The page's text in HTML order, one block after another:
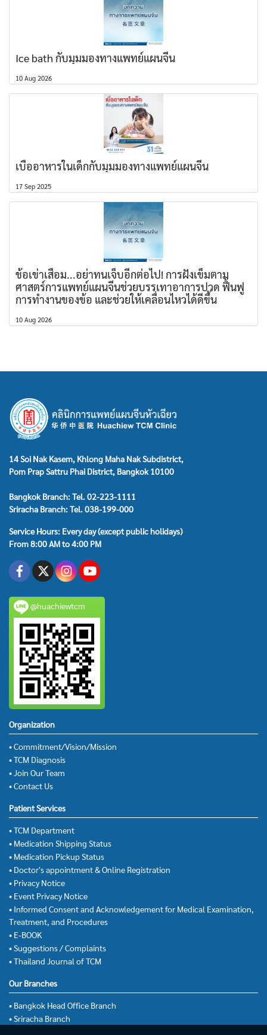
Ice bath กับมุมมองทางแพทย์แผนจีน
10 Aug 2026
เบื่ออาหารในเด็กกับมุมมองทางแพทย์แผนจีน
17 Sep 2025
ข้อเข่าเสื่อม...อย่าทนเจ็บอีกต่อไป! การฝังเข็มตาม
ศาสตร์การแพทย์แผนจีนช่วยบรรเทาอาการปวด ฟื้นฟู
การทำงานของข้อ และช่วยให้เคลื่อนไหวได้ดีขึ้น
10 Aug 2026
14 Soi Nak Kasem, Khlong Maha Nak Subdistrict,
Pom Prap Sattru Phai District, Bangkok 10100
Bangkok Branch: Tel. 02-223-1111
Sriracha Branch: Tel. 038-199-000
Service Hours: Every day (except public holidays)
From 8:00 AM to 4:00 PM
@huachiewtcm
Organization
• Commitment/Vision/Mission
• TCM Diagnosis
• Join Our Team
• Contact Us
Patient Services
• TCM Department
• Medication Shipping Status
• Medication Pickup Status
• Doctor's appointment & Online Registration
• Privacy Notice
• Event Privacy Notice
• Informed Consent and Acknowledgement for Medical Examination,
Treatment, and Procedures
• E-BOOK
• Suggestions / Complaints
• Thailand Journal of TCM
Our Branches
• Bangkok Head Office Branch
• Sriracha Branch